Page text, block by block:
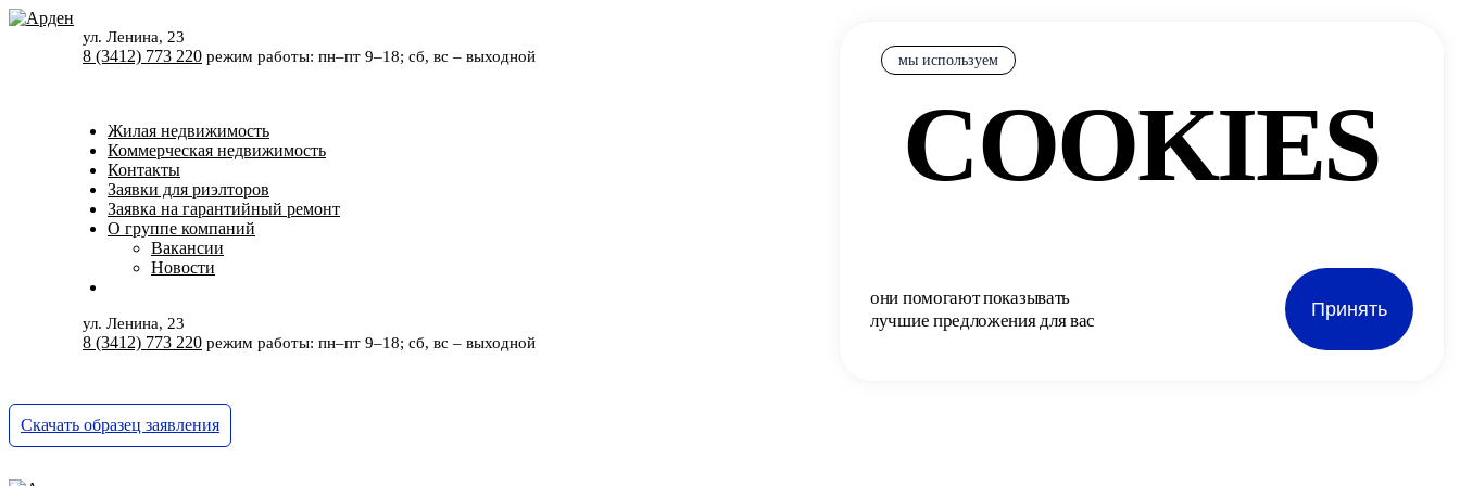
мы используем
COOKIES
они помогают показывать
лучшие предложения для вас
Принять
ул. Ленина, 23
8 (3412) 773 220 режим работы: пн–пт 9–18; сб, вс – выходной
Жилая недвижимость
Коммерческая недвижимость
Контакты
Заявки для риэлторов
Заявка на гарантийный ремонт
О группе компаний
Вакансии
Новости
ул. Ленина, 23
8 (3412) 773 220 режим работы: пн–пт 9–18; сб, вс – выходной
Скачать образец заявления